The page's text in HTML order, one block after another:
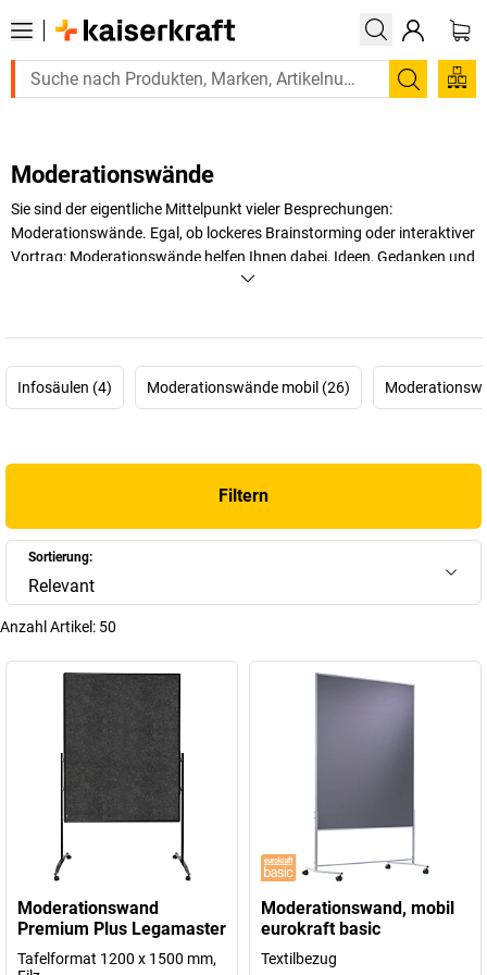
Suchen
Moderationswände
Sie sind der eigentliche Mittelpunkt vieler Besprechungen:
Moderationswände. Egal, ob lockeres Brainstorming oder interaktiver
Vortrag: Moderationswände helfen Ihnen dabei, Ideen, Gedanken und
Fakten zu sammeln und so gemeinsam in der Gruppe die beste
Infosäulen (4) Moderationswände mobil (26)
Filtern
Sortierung:
Relevant
Anzahl Artikel: 50
Moderationswand
Premium Plus Legamaster
Tafelformat 1200 x 1500 mm,
Moderationswand, mobil
eurokraft basic
Textilbezug